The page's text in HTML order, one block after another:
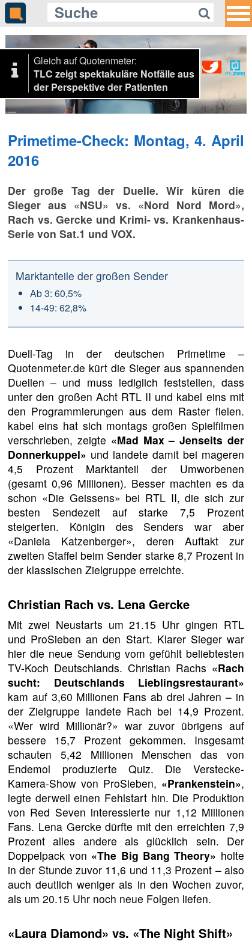
Gleich auf Quotenmeter:
TLC zeigt spektakuläre Notfälle aus
der Perspektive der Patienten
Primetime-Check: Montag, 4. April
2016
Der große Tag der Duelle. Wir küren die
Sieger aus «NSU» vs. «Nord Nord Mord»,
Rach vs. Gercke und Krimi- vs. Krankenhaus-
Serie von Sat.1 und VOX.
Marktanteile der großen Sender
Ab 3: 60,5%
14-49: 62,8%
Duell-Tag in der deutschen Primetime –
Quotenmeter.de kürt die Sieger aus spannenden
Duellen – und muss lediglich feststellen, dass
unter den großen Acht RTL II und kabel eins mit
den Programmierungen aus dem Raster fielen.
kabel eins hat sich montags großen Spielfilmen
verschrieben, zeigte «Mad Max – Jenseits der
Donnerkuppel» und landete damit bei mageren
4,5 Prozent Marktanteil der Umworbenen
(gesamt 0,96 Millionen). Besser machten es da
schon «Die Geissens» bei RTL II, die sich zur
besten Sendezeit auf starke 7,5 Prozent
steigerten. Königin des Senders war aber
«Daniela Katzenberger», deren Auftakt zur
zweiten Staffel beim Sender starke 8,7 Prozent in
der klassischen Zielgruppe erreichte.
Christian Rach vs. Lena Gercke
Mit zwei Neustarts um 21.15 Uhr gingen RTL
und ProSieben an den Start. Klarer Sieger war
hier die neue Sendung vom gefühlt beliebtesten
TV-Koch Deutschlands. Christian Rachs «Rach
sucht: Deutschlands Lieblingsrestaurant»
kam auf 3,60 Millionen Fans ab drei Jahren – in
der Zielgruppe landete Rach bei 14,9 Prozent.
«Wer wird Millionär?» war zuvor übrigens auf
bessere 15,7 Prozent gekommen. Insgesamt
schauten 5,42 Millionen Menschen das von
Endemol produzierte Quiz. Die Verstecke-
Kamera-Show von ProSieben, «Prankenstein»,
legte derweil einen Fehlstart hin. Die Produktion
von Red Seven interessierte nur 1,12 Millionen
Fans. Lena Gercke dürfte mit den erreichten 7,9
Prozent alles andere als glücklich sein. Der
Doppelpack von «The Big Bang Theory» holte
in der Stunde zuvor 11,6 und 11,3 Prozent – also
auch deutlich weniger als in den Wochen zuvor,
als um 20.15 Uhr noch neue Folgen liefen.
«Laura Diamond» vs. «The Night Shift»